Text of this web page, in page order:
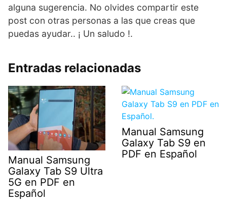
alguna sugerencia. No olvides compartir este
post con otras personas a las que creas que
puedas ayudar.. ¡ Un saludo !.
Entradas relacionadas
Manual Samsung
Galaxy Tab S9 Ultra
5G en PDF en
Español
Manual Samsung
Galaxy Tab S9 en
PDF en Español